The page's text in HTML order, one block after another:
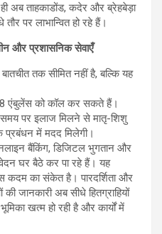
अब ताहकाडोंड, कदेर और ब्रेहबेड़ा
पर लाभान्वित हो रहे हैं।
और प्रशासनिक सेवाएँ
तक सीमित नहीं है, बल्कि यह
एंबुलेंस को कॉल कर सकते हैं।
समय पर इलाज मिलने से मातृ-शिशु
प्रबंधन में मदद मिलेगी।
बैंकिंग, डिजिटल भुगतान और
घर बैठे कर पा रहे हैं। यह
कदम का संकेत है। पारदर्शिता और
जानकारी अब सीधे हितग्राहियों
खत्म हो रही है और कार्यों में